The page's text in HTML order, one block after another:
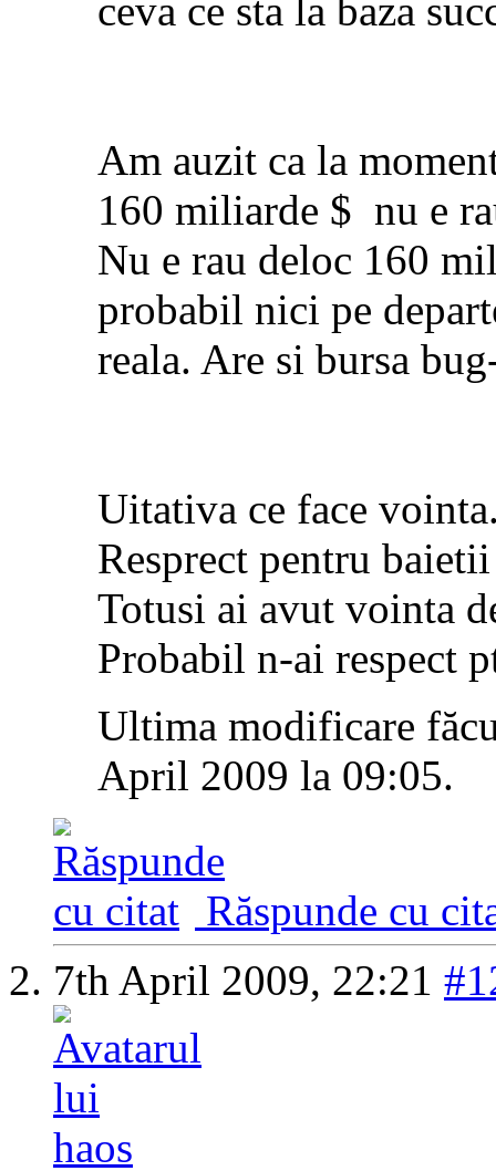
ceva ce sta la baza
Am auzit ca la
160 miliarde $ nu e
Nu e rau deloc 160
probabil nici pe
reala. Are si bursa
Uitativa ce face
Resprect pentru
Totusi ai avut vointa
Probabil n-ai respect
Ultima modificare
April 2009 la 09:05.
Răspunde cu
7th April 2009, 22:21